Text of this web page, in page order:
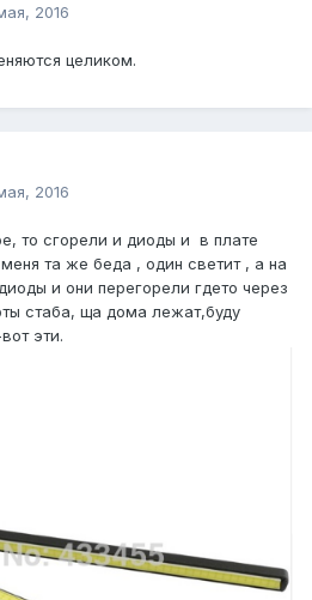
2016
целиком.
2016
то сгорели и диоды и в плате
та же беда , один светит , а на
и они перегорели гдето через
стаба, ща дома лежат,буду
эти.